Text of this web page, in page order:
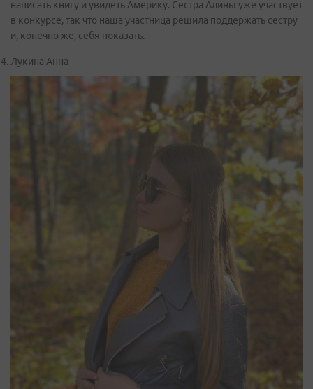
написать книгу и увидеть Америку. Сестра Алины уже участвует
в конкурсе, так что наша участница решила поддержать сестру
и, конечно же, себя показать.
Лукина Анна